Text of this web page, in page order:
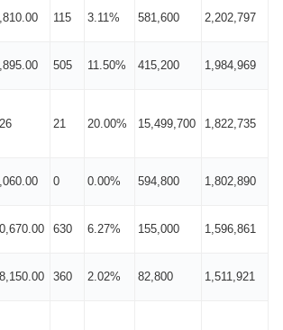
115 3.11% 581,600 2,202,797
505 11.50% 415,200 1,984,969
21 20.00% 15,499,700 1,822,735
0 0.00% 594,800 1,802,890
630 6.27% 155,000 1,596,861
360 2.02% 82,800 1,511,921